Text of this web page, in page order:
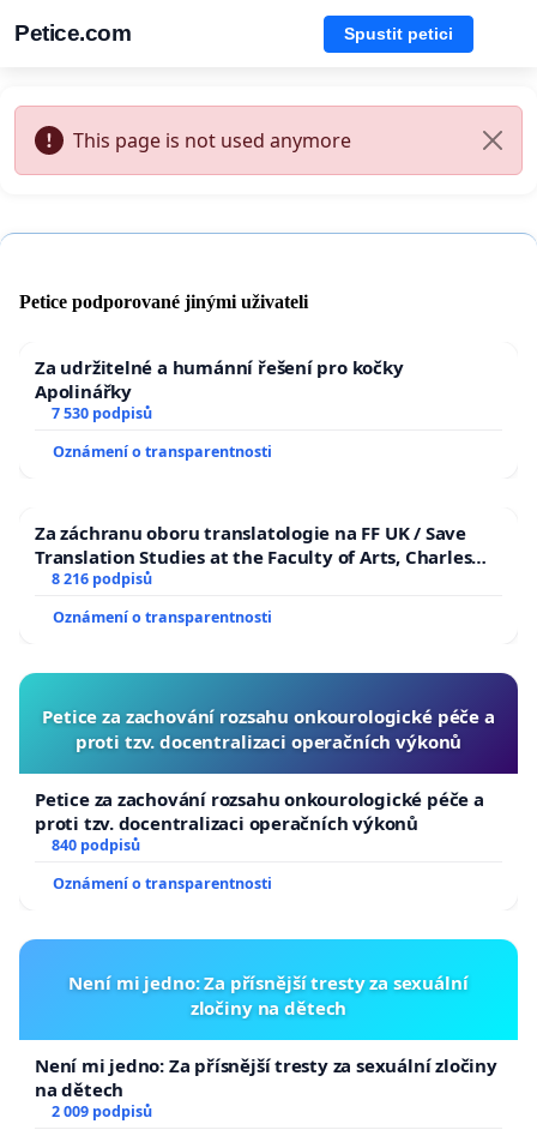
Petice.com Spustit petici
This page is not used anymore
Petice podporované jinými uživateli
Za udržitelné a humánní řešení pro kočky
Apolinářky
7 530 podpisů
Oznámení o transparentnosti
Za záchranu oboru translatologie na FF UK / Save
Translation Studies at the Faculty of Arts, Charles
University
8 216 podpisů
Oznámení o transparentnosti
Petice za zachování rozsahu onkourologické péče a
proti tzv. docentralizaci operačních výkonů
Petice za zachování rozsahu onkourologické péče a
proti tzv. docentralizaci operačních výkonů
840 podpisů
Oznámení o transparentnosti
Není mi jedno: Za přísnější tresty za sexuální
zločiny na dětech
Není mi jedno: Za přísnější tresty za sexuální zločiny
na dětech
2 009 podpisů